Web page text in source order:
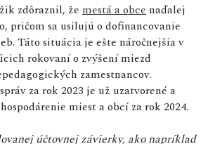
zdôraznil, že mestá a obce naďalej
pričom sa usilujú o dofinancovanie
Táto situácia je ešte náročnejšia v
rokovaní o zvýšení miezd
zamestnancov.
za rok 2023 je už uzatvorené a
miest a obcí za rok 2024.
účtovnej závierky, ako napríklad